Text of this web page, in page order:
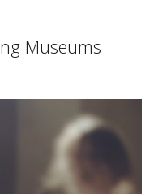
Museums